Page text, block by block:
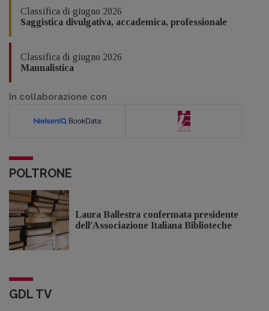
Classifica di giugno 2026
Saggistica divulgativa, accademica, professionale
Classifica di giugno 2026
Manualistica
In collaborazione con
POLTRONE
Laura Ballestra confermata presidente
dell’Associazione Italiana Biblioteche
GDL TV